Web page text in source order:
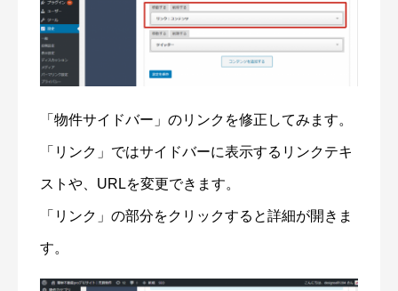
「物件サイドバー」のリンクを修正してみます。
「リンク」ではサイドバーに表示するリンクテキ
ストや、URLを変更できます。
「リンク」の部分をクリックすると詳細が開きま
す。